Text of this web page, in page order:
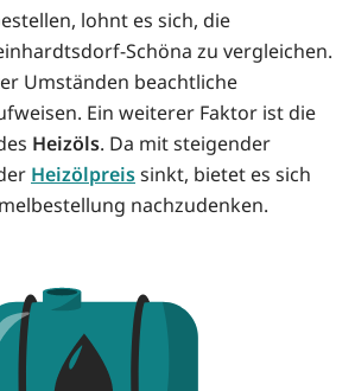
lohnt es sich, die
Schöna zu vergleichen.
Umständen beachtliche
Ein weiterer Faktor ist die
Heizöls. Da mit steigender
Heizölpreissinkt, bietet es sich
nachzudenken.